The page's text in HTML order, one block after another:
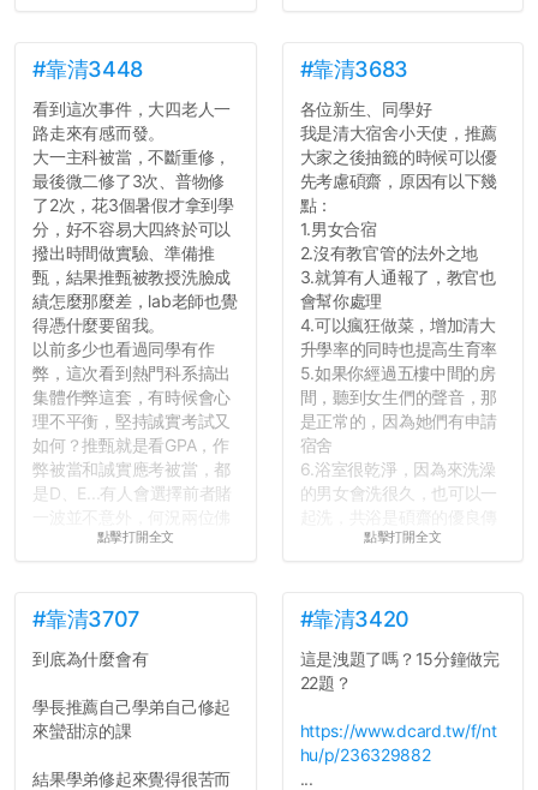
績無法體現你們的努力，但
往後你們正直的態度一定會
讓你們在社會上適應得更
好。最後，那些作弊的同
學，你們要瞭解到作弊對你
們而言是沒有任何好處的，
大學是你們唯一可以勇敢認
錯但不需要付出太大代價的
地方，你們在這時候如果不
會學會...
#靠清3448
看到這次事件，大四老人一
路走來有感而發。
大一主科被當，不斷重修，
最後微二修了3次、普物修
了2次，花3個暑假才拿到學
分，好不容易大四終於可以
撥出時間做實驗、準備推
甄，結果推甄被教授洗臉成
績怎麼那麼差，lab老師也覺
得憑什麼要留我。
以前多少也看過同學有作
弊，這次看到熱門科系搞出
集體作弊這套，有時候會心
理不平衡，堅持誠實考試又
如何？推甄就是看GPA，作
弊被當和誠實應考被當，都
是D、E...有人會選擇前者賭
心教授看起來要輕輕放下
長作弊的風氣。
反正老人我明天就要搬離新
關，就當最後一天發個牢騷
吧XD，祝學弟妹們修課順利
點擊打開全文
#靠清3683
各位新生、同學好
我是清大宿舍小天使，推薦
大家之後抽籤的時候可以優
先考慮碩齋，原因有以下幾
點：
1.男女合宿
2.沒有教官管的法外之地
3.就算有人通報了，教官也
會幫你處理
4.可以瘋狂做菜，增加清大
升學率的同時也提高生育率
5.如果你經過五樓中間的房
間，聽到女生們的聲音，那
是正常的，因為她們有申請
宿舍
6.浴室很乾淨，因為來洗澡
的男女會洗很久，也可以一
舍房間，都歡迎留言讓我知
道...
點擊打開全文
#靠清3707
到底為什麼會有
學長推薦自己學弟自己修起
來蠻甜涼的課
結果學弟修起來覺得很苦而
#靠清3420
這是洩題了嗎？15分鐘做完
22題？
https://www.dcard.tw/f/nt
hu/p/236329882
...